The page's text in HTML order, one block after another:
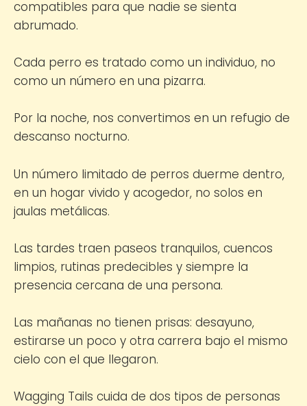
compatibles para que nadie se sienta
abrumado.
Cada perro es tratado como un individuo, no
como un número en una pizarra.
Por la noche, nos convertimos en un refugio de
descanso nocturno.
Un número limitado de perros duerme dentro,
en un hogar vivido y acogedor, no solos en
jaulas metálicas.
Las tardes traen paseos tranquilos, cuencos
limpios, rutinas predecibles y siempre la
presencia cercana de una persona.
Las mañanas no tienen prisas: desayuno,
estirarse un poco y otra carrera bajo el mismo
cielo con el que llegaron.
Wagging Tails cuida de dos tipos de personas